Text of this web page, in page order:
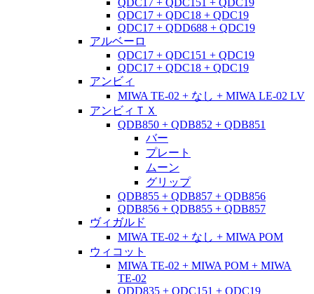
QDC17 + QDC151 + QDC19
QDC17 + QDC18 + QDC19
QDC17 + QDD688 + QDC19
アルベーロ
QDC17 + QDC151 + QDC19
QDC17 + QDC18 + QDC19
アンビィ
MIWA TE-02 + なし + MIWA LE-02 LV
アンビィＴＸ
QDB850 + QDB852 + QDB851
バー
プレート
ムーン
グリップ
QDB855 + QDB857 + QDB856
QDB856 + QDB855 + QDB857
ヴィガルド
MIWA TE-02 + なし + MIWA POM
ウィコット
MIWA TE-02 + MIWA POM + MIWA
TE-02
QDD835 + QDC151 + QDC19